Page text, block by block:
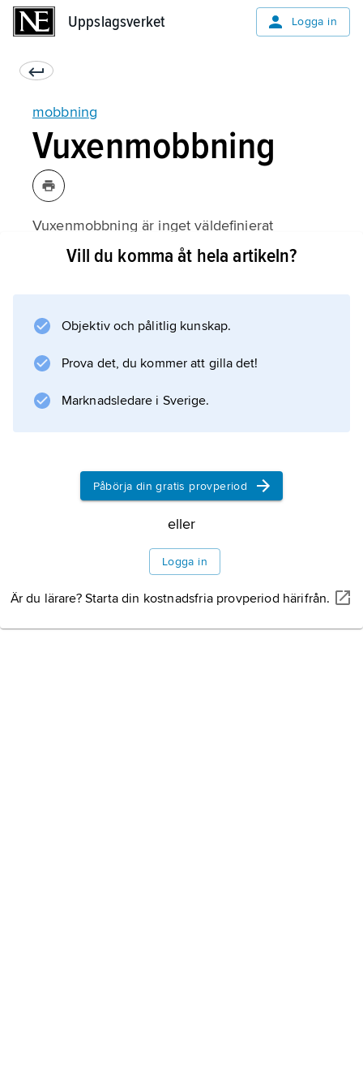
Uppslagsverket Logga in
mobbning
Vuxenmobbning
Vuxenmobbning är inget väldefinierat
begrepp i arbetslivet. Kränkande
mer sällan. Fenomenet kan ses som en
försvarsmekanism i en grupp där en formellt
missnöje.
Information om artikeln
Vill du komma åt hela artikeln?
Objektiv och pålitlig kunskap.
Prova det, du kommer att gilla det!
Marknadsledare i Sverige.
Påbörja din gratis provperiod
eller
Logga in
Är du lärare? Starta din kostnadsfria provperiod härifrån.